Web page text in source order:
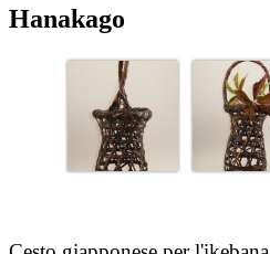
Hanakago